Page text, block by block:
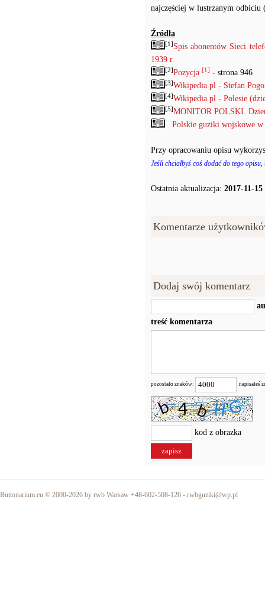
najczęściej w lustrzanym
Źródła
[1] Spis abonentów Sieci
1939 r.
[2]Pozycja [1] - strona 946
[3]Wikipedia.pl - Stefan
[4]Wikipedia.pl - Polesie
[5]MONITOR POLSKI.
Polskie guziki wojskowe
Przy opracowaniu opisu
Jeśli chciałbyś coś dodać do tego
Ostatnia aktualizacja: 2017-11-15
Komentarze
Dodaj swój komentarz
treść komentarza
pozostało znaków: napisałeś
kod z obrazka
Buttonarium.eu © 2000-2026 by rwb Warsaw +48-602-508-126 - rwbguziki@wp.pl